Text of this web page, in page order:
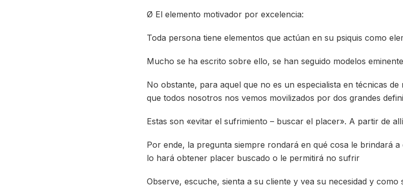
Ø El elemento motivador por excelencia:
Toda persona tiene elementos que actúan en su psiquis como
Mucho se ha escrito sobre ello, se han seguido modelos
No obstante, para aquel que no es un especialista en técnicas
que todos nosotros nos vemos movilizados por dos grandes
Estas son «evitar el sufrimiento – buscar el placer». A partir de
Por ende, la pregunta siempre rondará en qué cosa le brindará a
lo hará obtener placer buscado o le permitirá no sufrir
Observe, escuche, sienta a su cliente y vea su necesidad y